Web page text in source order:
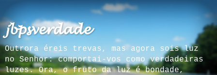
𝓳𝓫𝓹𝓼𝓿𝓮𝓻𝓭𝓪𝓭𝓮
Outrora éreis trevas, mas agora sois luz
no Senhor: comportai-vos como verdadeiras
luzes. Ora, o fruto da luz é bondade,